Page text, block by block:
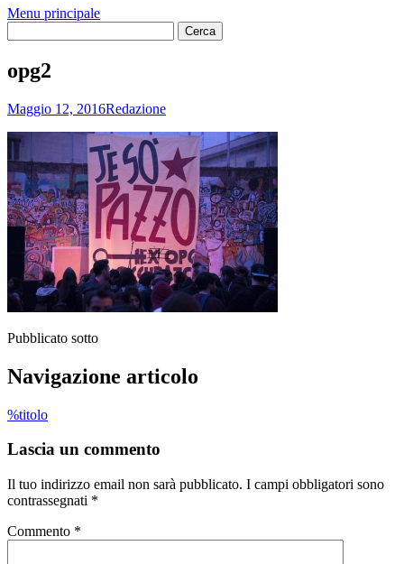
Menu principale
opg2
Maggio 12, 2016Redazione
Pubblicato sotto
Navigazione articolo
%titolo
Lascia un commento
Il tuo indirizzo email non sarà pubblicato. I campi obbligatori sono
contrassegnati *
Commento *